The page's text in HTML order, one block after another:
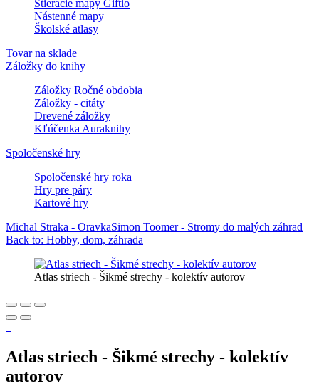
Stieracie mapy Giftio
Nástenné mapy
Školské atlasy
Tovar na sklade
Záložky do knihy
Záložky Ročné obdobia
Záložky - citáty
Drevené záložky
Kľúčenka Auraknihy
Spoločenské hry
Spoločenské hry roka
Hry pre páry
Kartové hry
Michal Straka - OravkaSimon Toomer - Stromy do malých záhrad
Back to: Hobby, dom, záhrada
Atlas striech - Šikmé strechy - kolektív autorov
Atlas striech - Šikmé strechy - kolektív
autorov